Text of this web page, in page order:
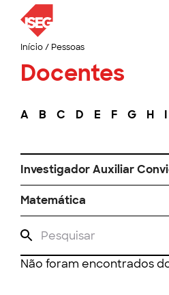
Início/ Pessoas
Docentes
A B C D E F G H I
Investigador Auxiliar
Matemática
Não foram encontrados